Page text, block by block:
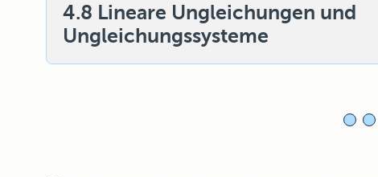
4.8 Lineare Ungleichungen und
Ungleichungssysteme